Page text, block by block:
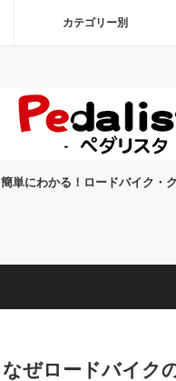
カテゴリー別
簡単にわかる！ロードバイク・
なぜロードバイク